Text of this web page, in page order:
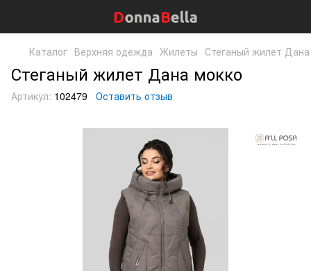
Каталог Верхняя одежда Жилеты Стеганый жилет
Стеганый жилет Дана мокко
Артикул: 102479 Оставить отзыв